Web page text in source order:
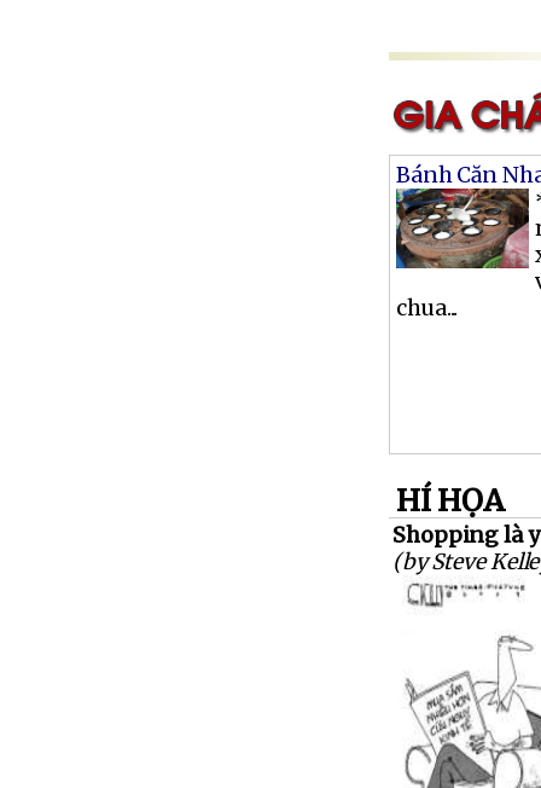
Bánh Căn
chua...
HÍ HỌA
Shopping là
(by Steve